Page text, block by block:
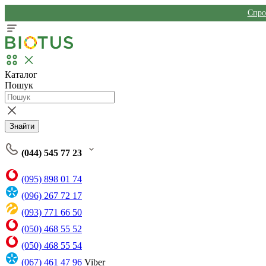
Каталог
Пошук
Знайти
(044) 545 77 23
(095) 898 01 74
(096) 267 72 17
(093) 771 66 50
(050) 468 55 52
(050) 468 55 54
(067) 461 47 96 Viber